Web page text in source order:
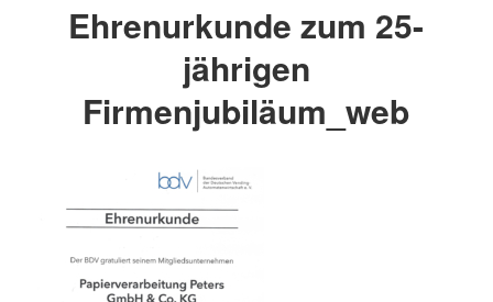
Ehrenurkunde zum 25-
jährigen
Firmenjubiläum_web